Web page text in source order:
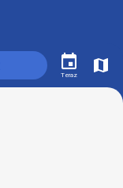
󰃭
Teraz
󰍍